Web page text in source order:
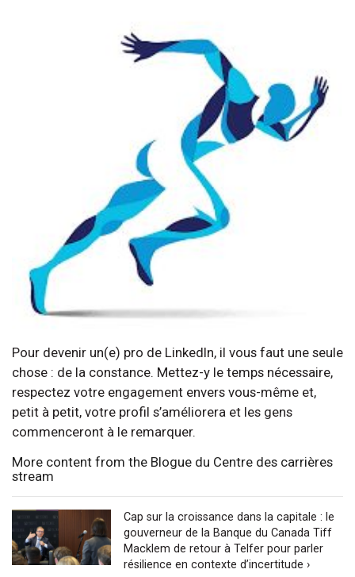
Pour devenir un(e) pro de LinkedIn, il vous faut une seule
chose : de la constance. Mettez-y le temps nécessaire,
respectez votre engagement envers vous-même et,
petit à petit, votre profil s’améliorera et les gens
commenceront à le remarquer.
More content from the Blogue du Centre des carrières
stream
Cap sur la croissance dans la capitale : le
gouverneur de la Banque du Canada Tiff
Macklem de retour à Telfer pour parler
résilience en contexte d’incertitude ›